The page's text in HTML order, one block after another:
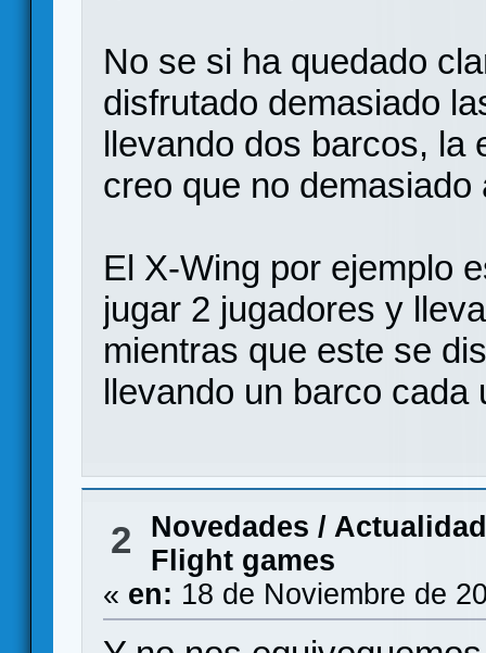
No se si ha quedado
disfrutado demasiado
llevando dos barcos, la
creo que no demasiado
El X-Wing por ejemplo
jugar 2 jugadores y
mientras que este se
llevando un barco cada
2
Novedades / Actualidad
Flight games
« en: 18 de Noviembre de